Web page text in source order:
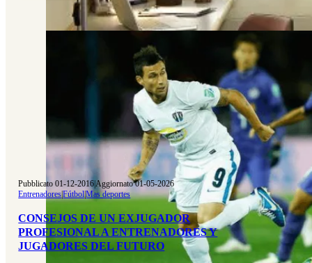
Pubblicato 01-12-2016|Aggiornato 01-05-2026
Entrenadores|Fútbol|Mas deportes
CONSEJOS DE UN EXJUGADOR
PROFESIONAL A ENTRENADORES Y
JUGADORES DEL FUTURO